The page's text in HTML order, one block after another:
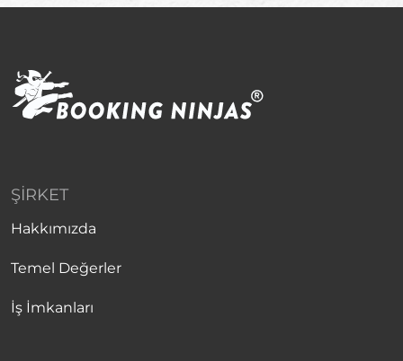
ŞIRKET
Hakkımızda
Temel Değerler
İş İmkanları